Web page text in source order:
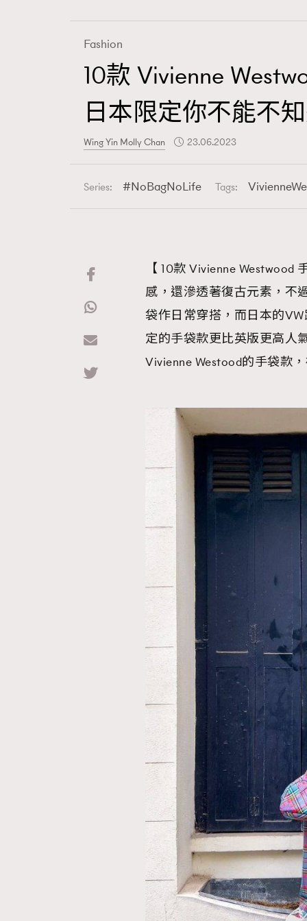
Fashion
Art
Paris
Hommes
Fashion
10款 Vivienne
日本限定你不能不
Wing Yin Molly Chan 23.06.2023
Series: NoBagNoLife Tags:
【 10款 Vivienne
感，還滲透著復古元素，不
袋作日常穿搭，而日本的
定的手袋款更比英版更高人
Vivienne Westood的手袋款